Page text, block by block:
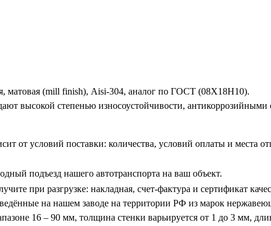
матовая (mill finish), Aisi-304, аналог по ГОСТ (08Х18Н10).
высокой степенью износоустойчивости,
от условий поставки: количества, условий оплаты и
подъезд нашего автотранспорта на ваш объект.
при разгрузке: накладная, счет-фактура и сертификат
на нашем заводе на территории РФ из марок
16 – 90 мм, толщина стенки варьируется от 1 до 3 мм,